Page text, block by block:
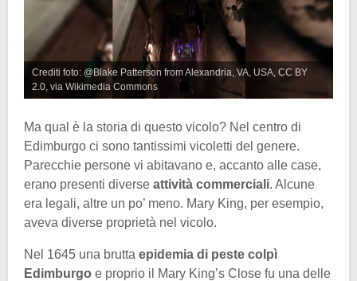
Crediti foto: @Blake Patterson from Alexandria, VA, USA, CC BY
2.0, via Wikimedia Commons
Ma qual è la storia di questo vicolo? Nel centro di
Edimburgo ci sono tantissimi vicoletti del genere.
Parecchie persone vi abitavano e, accanto alle case,
erano presenti diverse attività commerciali. Alcune
era legali, altre un po’ meno. Mary King, per esempio,
aveva diverse proprietà nel vicolo.
Nel 1645 una brutta epidemia di peste colpì
Edimburgo e proprio il Mary King’s Close fu una delle